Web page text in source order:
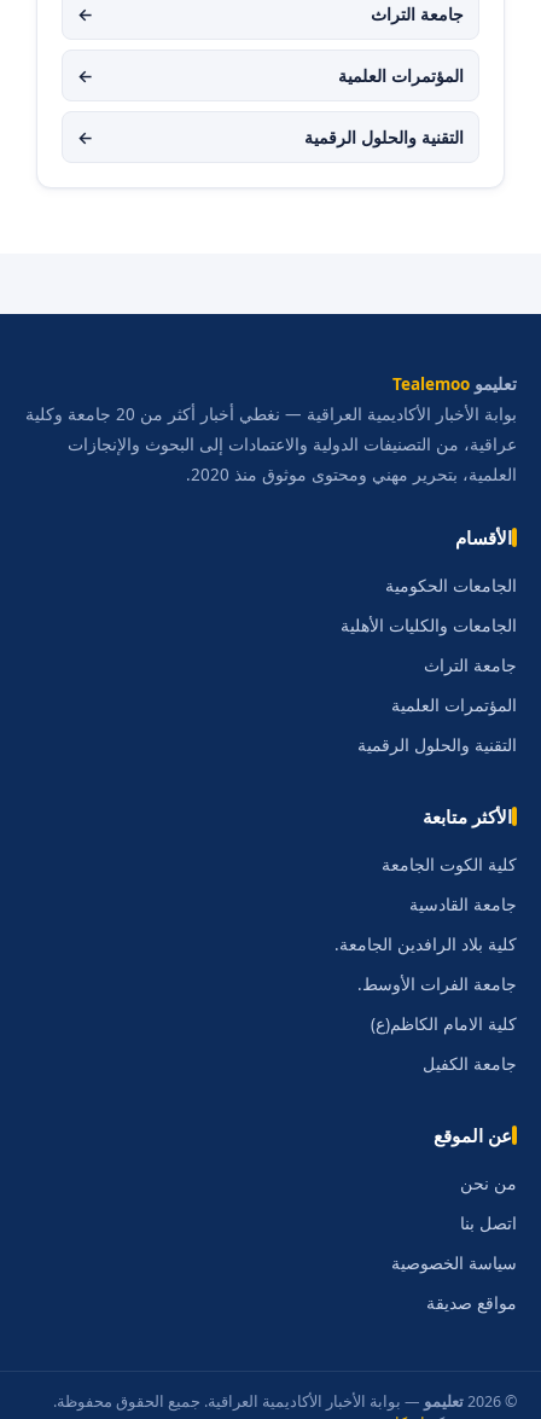
جامعة التراث ←
المؤتمرات العلمية ←
التقنية والحلول الرقمية ←
تعليمو Tealemoo
بوابة الأخبار الأكاديمية العراقية — نغطي أخبار أكثر من 20 جامعة وكلية
عراقية، من التصنيفات الدولية والاعتمادات إلى البحوث والإنجازات
العلمية، بتحرير مهني ومحتوى موثوق منذ 2020.
الأقسام
الجامعات الحكومية
الجامعات والكليات الأهلية
جامعة التراث
المؤتمرات العلمية
التقنية والحلول الرقمية
الأكثر متابعة
كلية الكوت الجامعة
جامعة القادسية
كلية بلاد الرافدين الجامعة.
جامعة الفرات الأوسط.
كلية الامام الكاظم(ع)
جامعة الكفيل
عن الموقع
من نحن
اتصل بنا
سياسة الخصوصية
مواقع صديقة
© 2026 تعليمو — بوابة الأخبار الأكاديمية العراقية. جميع الحقوق محفوظة.